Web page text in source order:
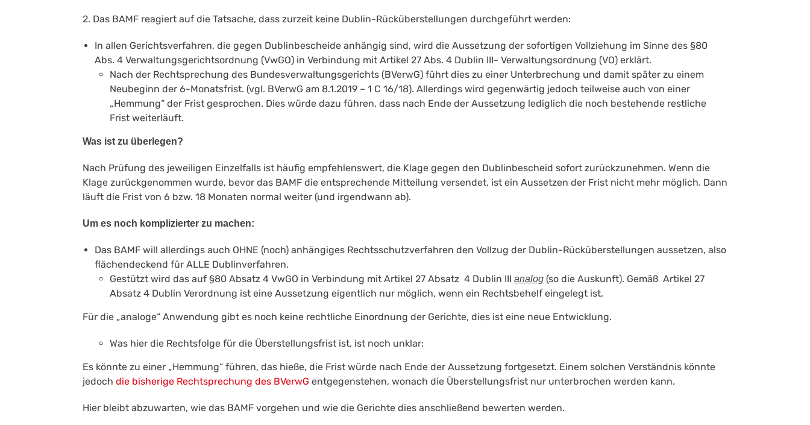
2. Das BAMF reagiert auf die Tatsache, dass zurzeit keine Dublin-Rücküberstellungen durchgeführt werden:
In allen Gerichtsverfahren, die gegen Dublinbescheide anhängig sind, wird die Aussetzung der sofortigen Vollziehung im Sinne des §80
Abs. 4 Verwaltungsgerichtsordnung (VwGO) in Verbindung mit Artikel 27 Abs. 4 Dublin III- Verwaltungsordnung (VO) erklärt.
Nach der Rechtsprechung des Bundesverwaltungsgerichts (BVerwG) führt dies zu einer Unterbrechung und damit später zu einem
Neubeginn der 6-Monatsfrist. (vgl. BVerwG am 8.1.2019 – 1 C 16/18). Allerdings wird gegenwärtig jedoch teilweise auch von einer
„Hemmung“ der Frist gesprochen. Dies würde dazu führen, dass nach Ende der Aussetzung lediglich die noch bestehende restliche
Frist weiterläuft.
Was ist zu überlegen?
Nach Prüfung des jeweiligen Einzelfalls ist häufig empfehlenswert, die Klage gegen den Dublinbescheid sofort zurückzunehmen. Wenn die
Klage zurückgenommen wurde, bevor das BAMF die entsprechende Mitteilung versendet, ist ein Aussetzen der Frist nicht mehr möglich. Dann
läuft die Frist von 6 bzw. 18 Monaten normal weiter (und irgendwann ab).
Um es noch komplizierter zu machen:
Das BAMF will allerdings auch OHNE (noch) anhängiges Rechtsschutzverfahren den Vollzug der Dublin-Rücküberstellungen aussetzen, also
flächendeckend für ALLE Dublinverfahren.
Gestützt wird das auf §80 Absatz 4 VwGO in Verbindung mit Artikel 27 Absatz 4 Dublin III analog (so die Auskunft). Gemäß Artikel 27
Absatz 4 Dublin Verordnung ist eine Aussetzung eigentlich nur möglich, wenn ein Rechtsbehelf eingelegt ist.
Für die „analoge“ Anwendung gibt es noch keine rechtliche Einordnung der Gerichte, dies ist eine neue Entwicklung.
Was hier die Rechtsfolge für die Überstellungsfrist ist, ist noch unklar:
Es könnte zu einer „Hemmung“ führen, das hieße, die Frist würde nach Ende der Aussetzung fortgesetzt. Einem solchen Verständnis könnte
jedoch die bisherige Rechtsprechung des BVerwG entgegenstehen, wonach die Überstellungsfrist nur unterbrochen werden kann.
Hier bleibt abzuwarten, wie das BAMF vorgehen und wie die Gerichte dies anschließend bewerten werden.